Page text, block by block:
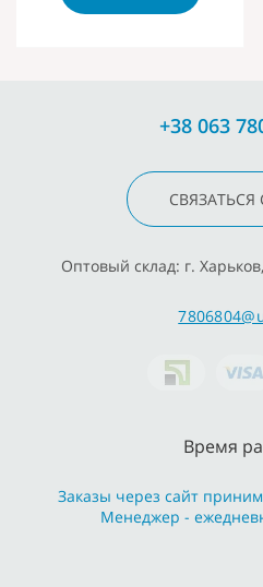
+38 063
Оптовый склад: г.
Время
Заказы через сайт
Менеджер -